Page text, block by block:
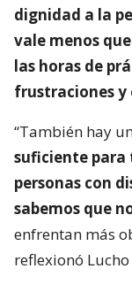
dignidad a la
vale menos
las horas de
frustraciones y
“También hay
suficiente para
personas con
sabemos que
enfrentan más
reflexionó